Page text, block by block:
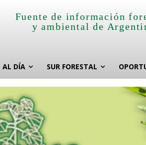
Fuente de información
y ambiental de
AL DÍA SUR FORESTAL